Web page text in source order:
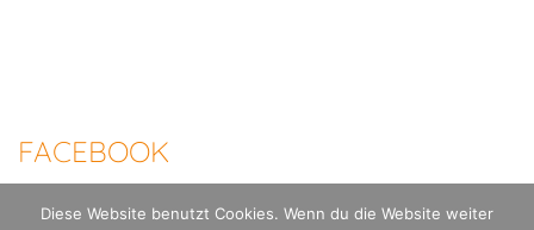
FACEBOOK
Diese Website benutzt Cookies. Wenn du die Website weiter